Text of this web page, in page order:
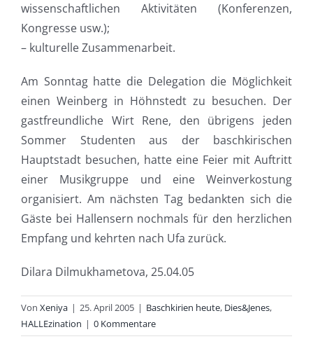
wissenschaftlichen Aktivitäten (Konferenzen,
Kongresse usw.);
– kulturelle Zusammenarbeit.
Am Sonntag hatte die Delegation die Möglichkeit
einen Weinberg in Höhnstedt zu besuchen. Der
gastfreundliche Wirt Rene, den übrigens jeden
Sommer Studenten aus der baschkirischen
Hauptstadt besuchen, hatte eine Feier mit Auftritt
einer Musikgruppe und eine Weinverkostung
organisiert. Am nächsten Tag bedankten sich die
Gäste bei Hallensern nochmals für den herzlichen
Empfang und kehrten nach Ufa zurück.
Dilara Dilmukhametova, 25.04.05
Von Xeniya | 25. April 2005 | Baschkirien heute, Dies&Jenes,
HALLEzination | 0 Kommentare